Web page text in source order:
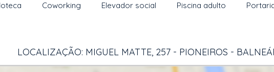
Coworking Elevador social Piscina adulto
LOCALIZAÇÃO: MIGUEL MATTE, 257 - PIONEIROS -